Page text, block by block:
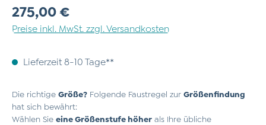
Regulärer Preis:
275,00 €
Preise inkl. MwSt. zzgl. Versandkosten
Lieferzeit 8-10 Tage**
Die richtige Größe? Folgende Faustregel zur Größenfindung
hat sich bewährt:
Wählen Sie eine Größenstufe höher als Ihre übliche